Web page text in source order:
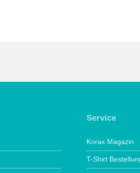
Service
Korax Magazin
T-Shirt